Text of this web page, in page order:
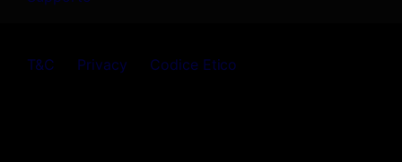
T&C Privacy Codice Etico